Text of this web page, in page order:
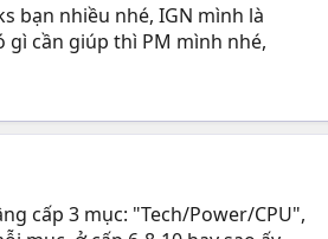
bạn nhiều nhé, IGN mình là
gì cần giúp thì PM mình nhé,
cấp 3 mục: "Tech/Power/CPU",